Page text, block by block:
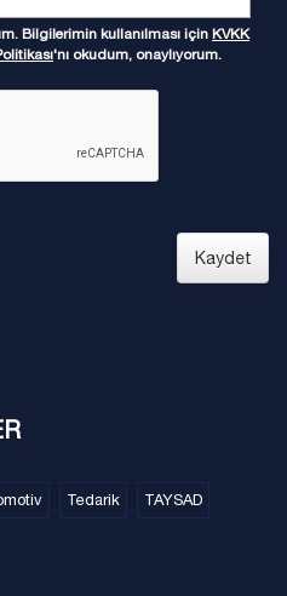
Bilgilerimin kullanılması için KVKK
'nı okudum, onaylıyorum.
Kaydet
Tedarik TAYSAD